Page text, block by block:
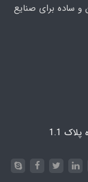
ساده برای صنایع
1.1